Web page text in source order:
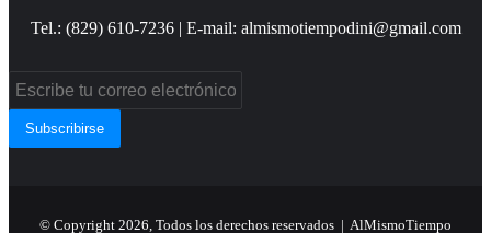
Tel.: (829) 610-7236 | E-mail: almismotiempodini@gmail.com
Escribe
tu
correo
electrónico
© Copyright 2026, Todos los derechos reservados | AlMismoTiempo